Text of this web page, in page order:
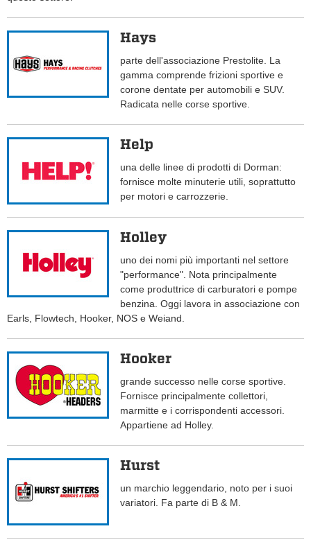
Hays
parte dell'associazione Prestolite. La
gamma comprende frizioni sportive e
corone dentate per automobili e SUV.
Radicata nelle corse sportive.
Help
una delle linee di prodotti di Dorman:
fornisce molte minuterie utili, soprattutto
per motori e carrozzerie.
Holley
uno dei nomi più importanti nel settore
"performance". Nota principalmente
come produttrice di carburatori e pompe
benzina. Oggi lavora in associazione con
Earls, Flowtech, Hooker, NOS e Weiand.
Hooker
grande successo nelle corse sportive.
Fornisce principalmente collettori,
marmitte e i corrispondenti accessori.
Appartiene ad Holley.
Hurst
un marchio leggendario, noto per i suoi
variatori. Fa parte di B & M.